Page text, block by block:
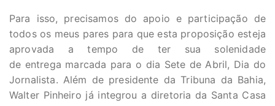
Para isso, precisamos do apoio e participação de
todos os meus pares para que esta proposição esteja
aprovada a tempo de ter sua solenidade
de entrega marcada para o dia Sete de Abril, Dia do
Jornalista. Além de presidente da Tribuna da Bahia,
Walter Pinheiro já integrou a diretoria da Santa Casa